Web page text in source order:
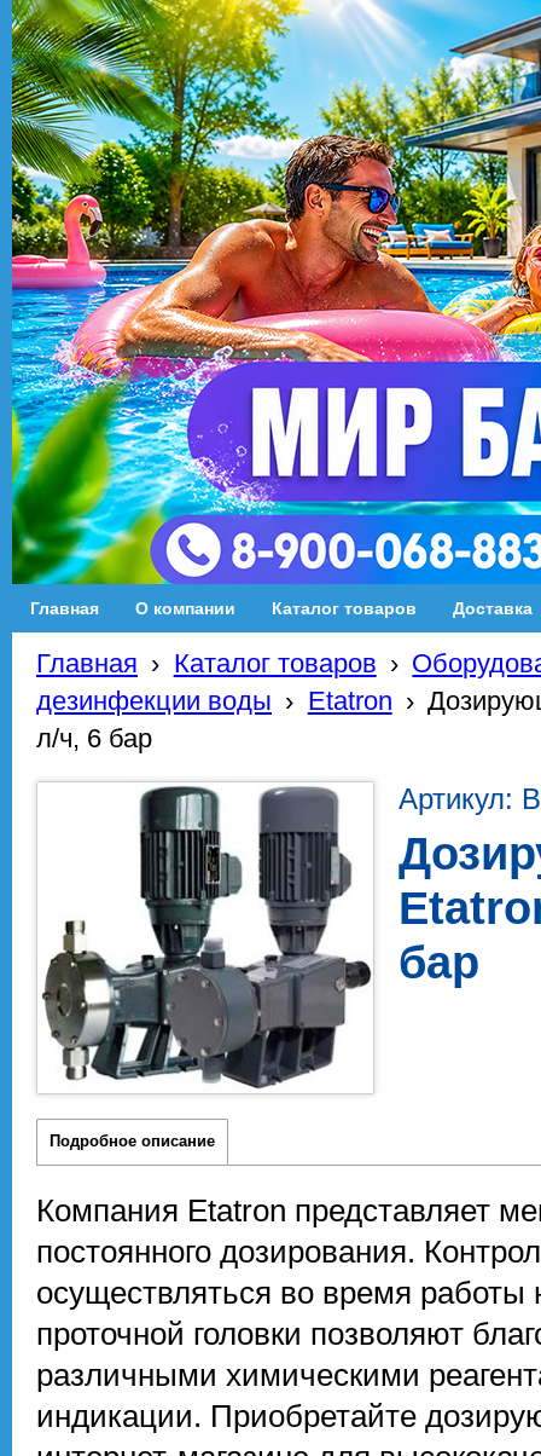
Главная О компании Каталог товаров Доставка
Главная › Каталог товаров ›
дезинфекции воды › Etatron ›
л/ч, 6 бар
Артикул:
бар
Подробное описание
Компания Etatron представляет
постоянного дозирования.
осуществляться во время
проточной головки позволяют
различными химическими
индикации. Приобретайте